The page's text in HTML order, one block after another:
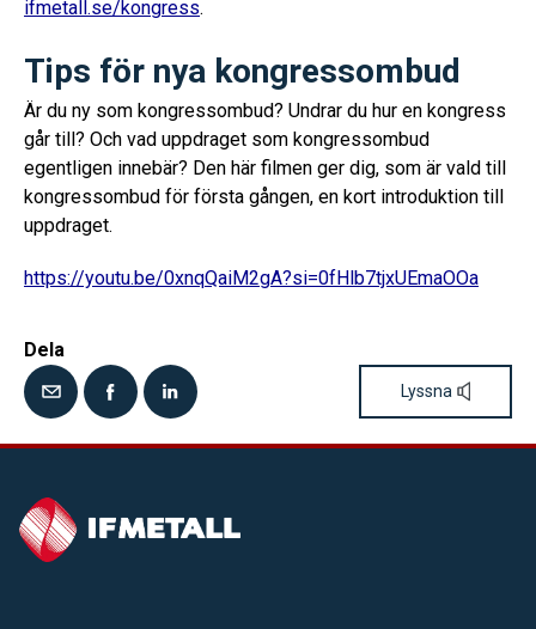
ifmetall.se/kongress.
Tips för nya kongressombud
Är du ny som kongressombud? Undrar du hur en kongress
går till? Och vad uppdraget som kongressombud
egentligen innebär? Den här filmen ger dig, som är vald till
kongressombud för första gången, en kort introduktion till
uppdraget.
https://youtu.be/0xnqQaiM2gA?si=0fHlb7tjxUEmaOOa
Dela
Lyssna